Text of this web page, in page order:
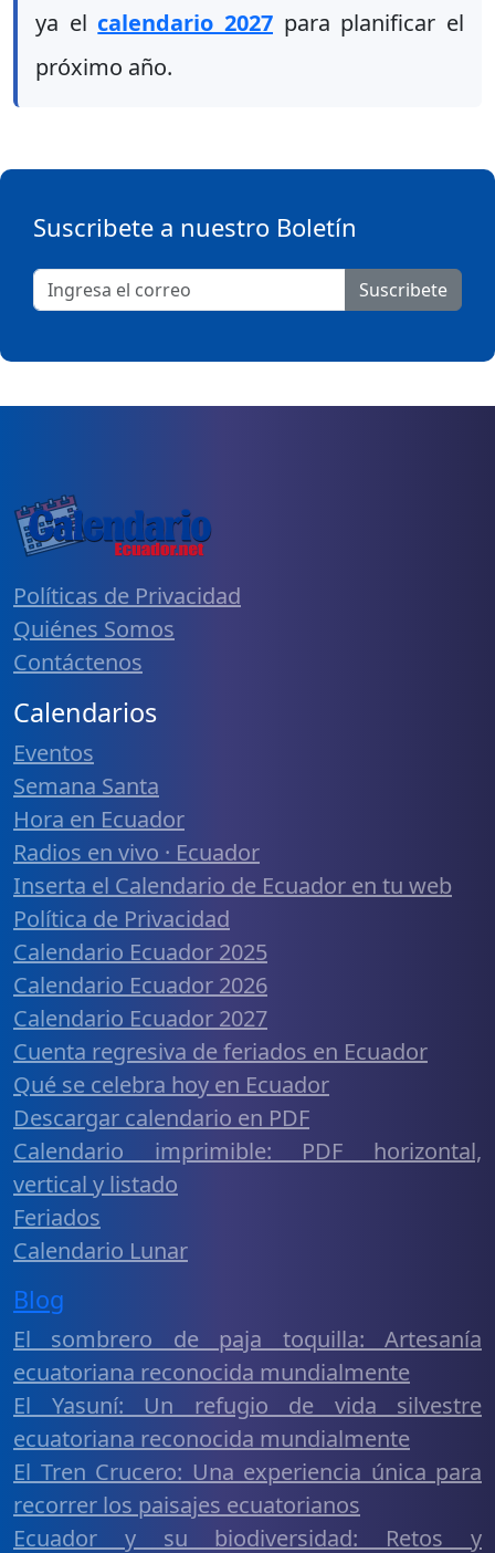
ya el calendario 2027 para planificar el
próximo año.
Suscribete a nuestro Boletín
Suscribete
Políticas de Privacidad
Quiénes Somos
Contáctenos
Calendarios
Eventos
Semana Santa
Hora en Ecuador
Radios en vivo · Ecuador
Inserta el Calendario de Ecuador en tu web
Política de Privacidad
Calendario Ecuador 2025
Calendario Ecuador 2026
Calendario Ecuador 2027
Cuenta regresiva de feriados en Ecuador
Qué se celebra hoy en Ecuador
Descargar calendario en PDF
Calendario imprimible: PDF horizontal,
vertical y listado
Feriados
Calendario Lunar
Blog
El sombrero de paja toquilla: Artesanía
ecuatoriana reconocida mundialmente
El Yasuní: Un refugio de vida silvestre
ecuatoriana reconocida mundialmente
El Tren Crucero: Una experiencia única para
recorrer los paisajes ecuatorianos
Ecuador y su biodiversidad: Retos y